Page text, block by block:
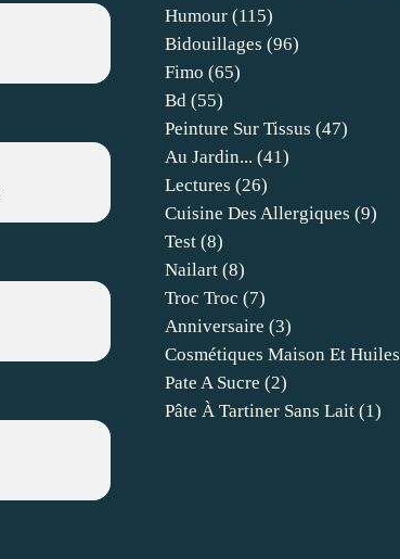
Humour (115)
Bidouillages (96)
Fimo (65)
Bd (55)
Peinture Sur Tissus (47)
Au Jardin... (41)
Lectures (26)
Cuisine Des Allergiques (9)
Test (8)
Nailart (8)
Troc Troc (7)
Anniversaire (3)
Cosmétiques Maison Et Huiles
Pate A Sucre (2)
Pâte À Tartiner Sans Lait (1)